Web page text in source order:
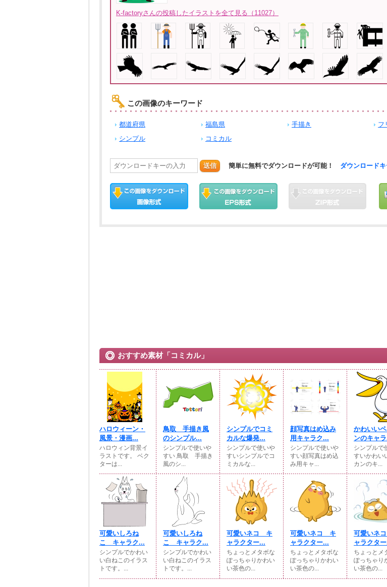
K-factoryさんの投稿したイラストを全て見る（11027）
この画像のキーワード
都道府県 福島県 手描き
フ
シンプル
コミカル
送信 簡単に無料でダウンロードが可能！ ダウンロード
おすすめ素材「コミカル」
ハロウィーン・
風景・漫画...
ハロウィン背景イ
ラストです。 ベク
ターは...
鳥取 手描き風
のシンプル...
シンプルで使いや
すい 鳥取 手描き
風のシ...
シンプルでコミ
カルな爆発...
シンプルで使いや
すいシンプルでコ
ミカルな...
顔写真はめ込み
用キャラク...
シンプルで使いや
すい顔写真はめ込
み用キャ...
かわいい
ンのキャ
シンプルで
すいかわい
カンのキ...
可愛いしろね
こ キャラク...
シンプルでかわい
い白ねこのイラス
トです。...
可愛いしろね
こ キャラク...
シンプルでかわい
い白ねこのイラス
トです。...
可愛いネコ キ
ャラクター...
ちょっとメタボな
ぽっちゃりかわい
い茶色の...
可愛いネコ キ
ャラクター...
ちょっとメタボな
ぽっちゃりかわい
い茶色の...
可愛いネ
ャラクタ
ちょっとメ
ぽっちゃり
い茶色の...